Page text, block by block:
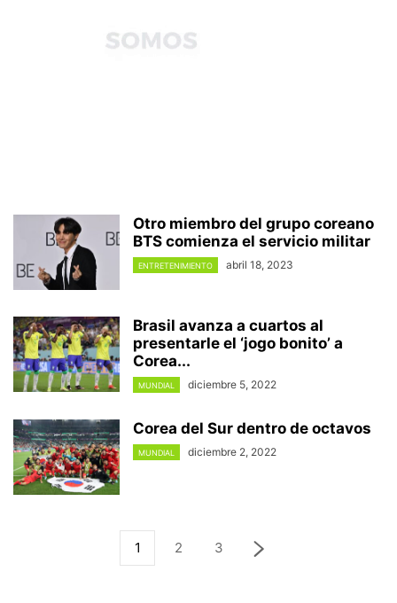
Otro miembro del grupo coreano
BTS comienza el servicio militar
ENTRETENIMIENTO abril 18, 2023
Brasil avanza a cuartos al
presentarle el ‘jogo bonito’ a
Corea...
MUNDIAL diciembre 5, 2022
Corea del Sur dentro de octavos
MUNDIAL diciembre 2, 2022
1 2 3